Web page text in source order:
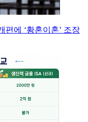
편에 ‘황혼이혼’ 조장